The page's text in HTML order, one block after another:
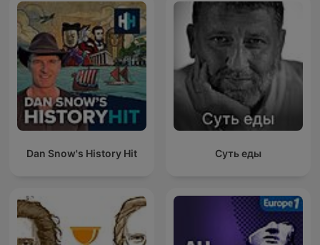
Dan Snow's History Hit Суть еды